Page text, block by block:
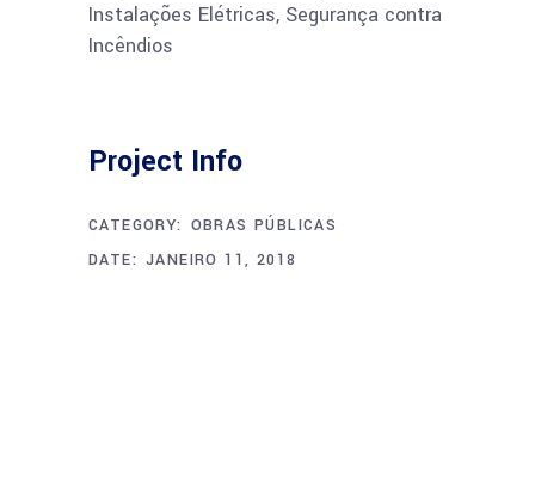
Instalações Elétricas, Segurança contra
Incêndios
Project Info
CATEGORY: OBRAS PÚBLICAS
DATE: JANEIRO 11, 2018